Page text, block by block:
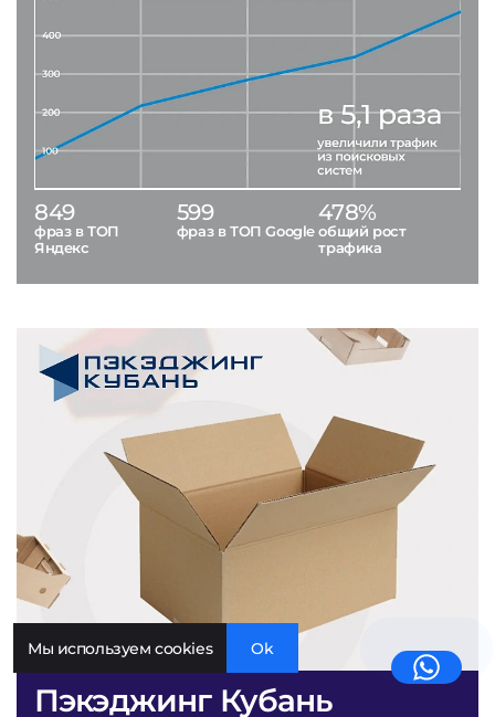
Пэкэджинг Кубань
849
фраз в ТОП
Яндекс
599
фраз в ТОП Google
478%
общий рост
трафика
Мы используем cookies Ok